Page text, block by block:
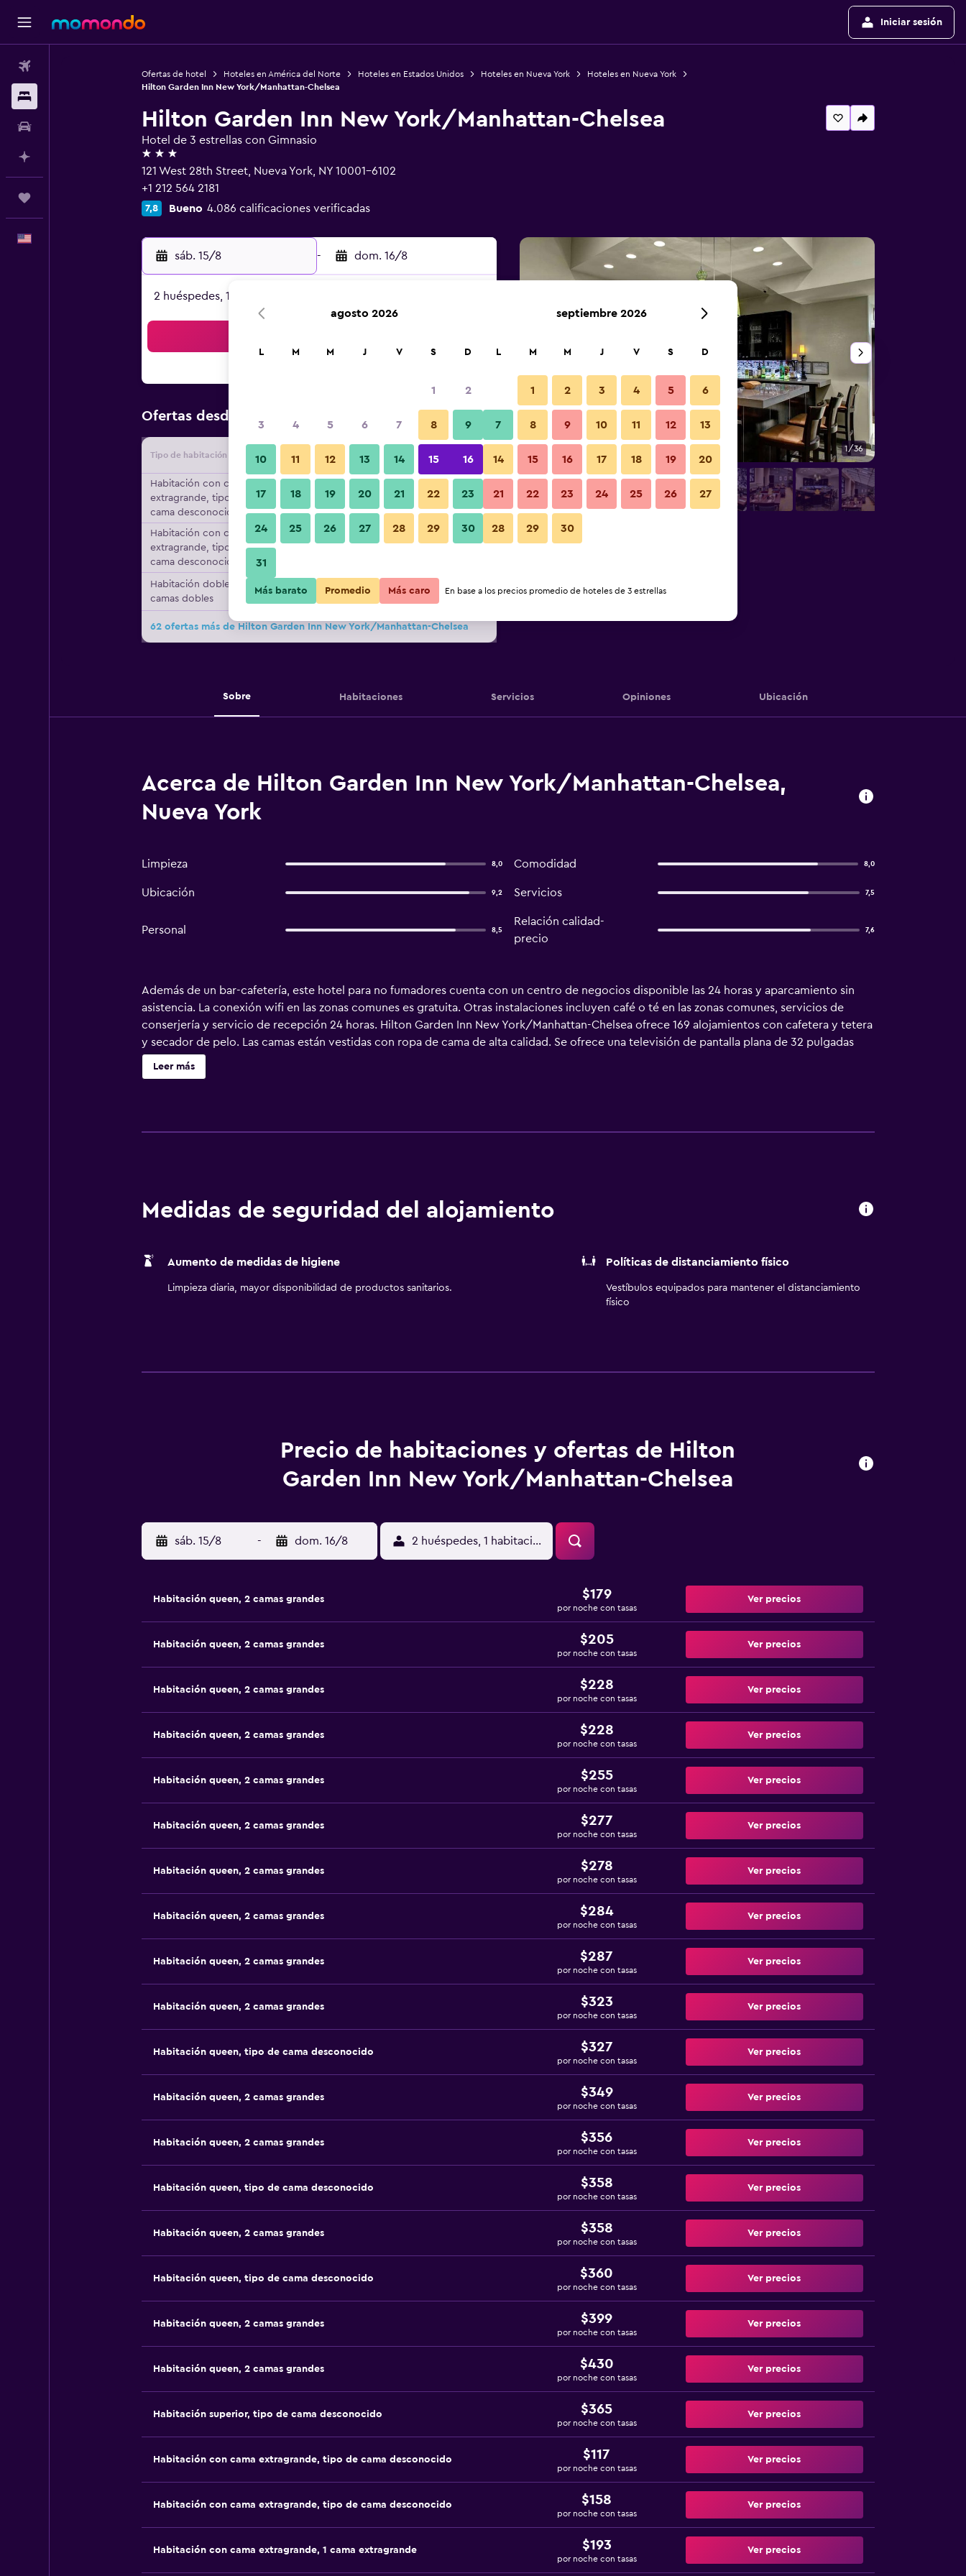
Iniciar sesión
Ofertas de hotel Hoteles en América del Norte Hoteles en Estados Unidos Hoteles en Nueva York
Hoteles en Nueva York
Hilton Garden Inn New York/Manhattan-Chelsea
Hilton Garden Inn New York/Manhattan-Chelsea
Hotel de 3 estrellas con Gimnasio
3 estrellas
121 West 28th Street, Nueva York, NY 10001-6102
+1 212 564 2181
7,8 Bueno 4.086 calificaciones verificadas
sáb. 15/8 - dom. 16/8
2 huéspedes, 1 habitación
Ofertas desde Oferta más barata de precio por noche
Tipo de habitación Proveedor Total noche
Habitación con cama
extragrande, tipo de
cama desconocido
$117 Ver oferta
Habitación con cama
extragrande, tipo de
cama desconocido
Habitación doble, 2
camas dobles
$178 Ver oferta
62 ofertas más de Hilton Garden Inn New York/Manhattan-Chelsea
1/36
Fotos
Sobre Habitaciones Servicios Opiniones Ubicación
Acerca de Hilton Garden Inn New York/Manhattan-Chelsea,
Nueva York
Limpieza 8,0 Comodidad 8,0
Ubicación 9,2 Servicios 7,5
Personal 8,5
Relación calidad-
precio
7,6
Además de un bar-cafetería, este hotel para no fumadores cuenta con un centro de negocios disponible las 24 horas y aparcamiento sin
asistencia. La conexión wifi en las zonas comunes es gratuita. Otras instalaciones incluyen café o té en las zonas comunes, servicios de
conserjería y servicio de recepción 24 horas. Hilton Garden Inn New York/Manhattan-Chelsea ofrece 169 alojamientos con cafetera y tetera
y secador de pelo. Las camas están vestidas con ropa de cama de alta calidad. Se ofrece una televisión de pantalla plana de 32 pulgadas
con canales digitales de suscripción y películas de pago. Los huéspedes pueden utilizar los siguientes servicios disponibles en las
habitaciones: frigorífico y microondas. Los baños están equipados con ducha y bañera combinadas y artículos de higiene personal
Leer más
Medidas de seguridad del alojamiento
Aumento de medidas de higiene
Limpieza diaria, mayor disponibilidad de productos sanitarios.
Políticas de distanciamiento físico
Vestíbulos equipados para mantener el distanciamiento
físico
Precio de habitaciones y ofertas de Hilton
Garden Inn New York/Manhattan-Chelsea
sáb. 15/8 - dom. 16/8 2 huéspedes, 1 habitación
Habitación queen, 2 camas grandes $179
por noche con tasas
Ver precios
Habitación queen, 2 camas grandes $205
por noche con tasas
Ver precios
Habitación queen, 2 camas grandes $228
por noche con tasas
Ver precios
Habitación queen, 2 camas grandes $228
por noche con tasas
Ver precios
Habitación queen, 2 camas grandes $255
por noche con tasas
Ver precios
Habitación queen, 2 camas grandes $277
por noche con tasas
Ver precios
Habitación queen, 2 camas grandes $278
por noche con tasas
Ver precios
Habitación queen, 2 camas grandes $284
por noche con tasas
Ver precios
Habitación queen, 2 camas grandes $287
por noche con tasas
Ver precios
Habitación queen, 2 camas grandes $323
por noche con tasas
Ver precios
Habitación queen, tipo de cama desconocido $327
por noche con tasas
Ver precios
Habitación queen, 2 camas grandes $349
por noche con tasas
Ver precios
Habitación queen, 2 camas grandes $356
por noche con tasas
Ver precios
Habitación queen, tipo de cama desconocido $358
por noche con tasas
Ver precios
Habitación queen, 2 camas grandes $358
por noche con tasas
Ver precios
Habitación queen, tipo de cama desconocido $360
por noche con tasas
Ver precios
Habitación queen, 2 camas grandes $399
por noche con tasas
Ver precios
Habitación queen, 2 camas grandes $430
por noche con tasas
Ver precios
Habitación superior, tipo de cama desconocido $365
por noche con tasas
Ver precios
Habitación con cama extragrande, tipo de cama desconocido $117
por noche con tasas
Ver precios
Habitación con cama extragrande, tipo de cama desconocido $158
por noche con tasas
Ver precios
Habitación con cama extragrande, 1 cama extragrande $193
por noche con tasas
Ver precios
agosto 2026
L M M J V S D
1 2
3 4 5 6 7 8 9
10 11 12 13 14 15 16
17 18 19 20 21 22 23
24 25 26 27 28 29 30
31
septiembre 2026
L M M J V S D
1 2 3 4 5 6
7 8 9 10 11 12 13
14 15 16 17 18 19 20
21 22 23 24 25 26 27
28 29 30
Más barato Promedio Más caro En base a los precios promedio de hoteles de 3 estrellas